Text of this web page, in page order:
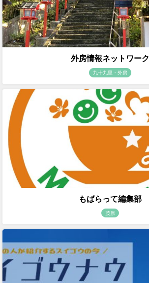
外房情報ネットワーク
九十九里・外房
もばらって編集部
茂原